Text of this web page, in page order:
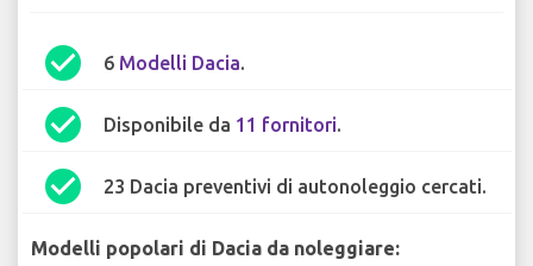
check_circle 6 Modelli Dacia.
check_circle Disponibile da 11 fornitori.
check_circle 23 Dacia preventivi di autonoleggio cercati.
Modelli popolari di Dacia da noleggiare: